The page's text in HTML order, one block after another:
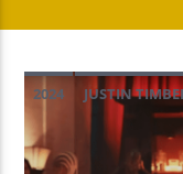
2024 JUSTIN